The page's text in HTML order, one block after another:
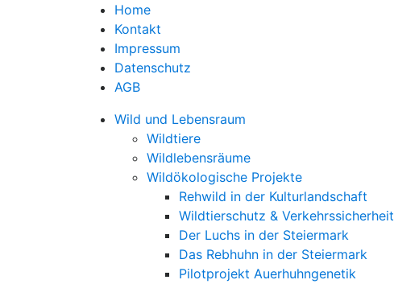
Home
Kontakt
Impressum
Datenschutz
AGB
Wild und Lebensraum
Wildtiere
Wildlebensräume
Wildökologische Projekte
Rehwild in der Kulturlandschaft
Wildtierschutz & Verkehrssicherheit
Der Luchs in der Steiermark
Das Rebhuhn in der Steiermark
Pilotprojekt Auerhuhngenetik